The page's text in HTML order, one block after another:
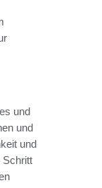
und
und
und
Schritt